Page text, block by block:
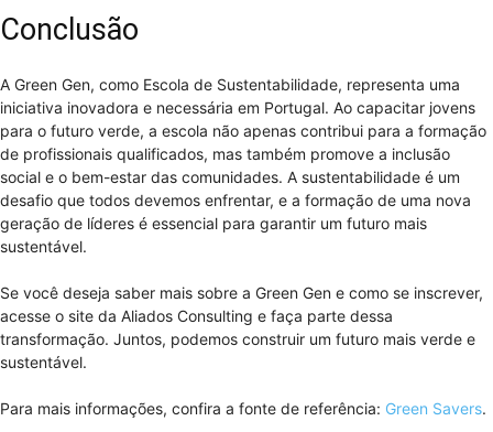
Conclusão
A Green Gen, como Escola de Sustentabilidade, representa uma
iniciativa inovadora e necessária em Portugal. Ao capacitar jovens
para o futuro verde, a escola não apenas contribui para a formação
de profissionais qualificados, mas também promove a inclusão
social e o bem-estar das comunidades. A sustentabilidade é um
desafio que todos devemos enfrentar, e a formação de uma nova
geração de líderes é essencial para garantir um futuro mais
sustentável.
Se você deseja saber mais sobre a Green Gen e como se inscrever,
acesse o site da Aliados Consulting e faça parte dessa
transformação. Juntos, podemos construir um futuro mais verde e
sustentável.
Para mais informações, confira a fonte de referência: Green Savers.